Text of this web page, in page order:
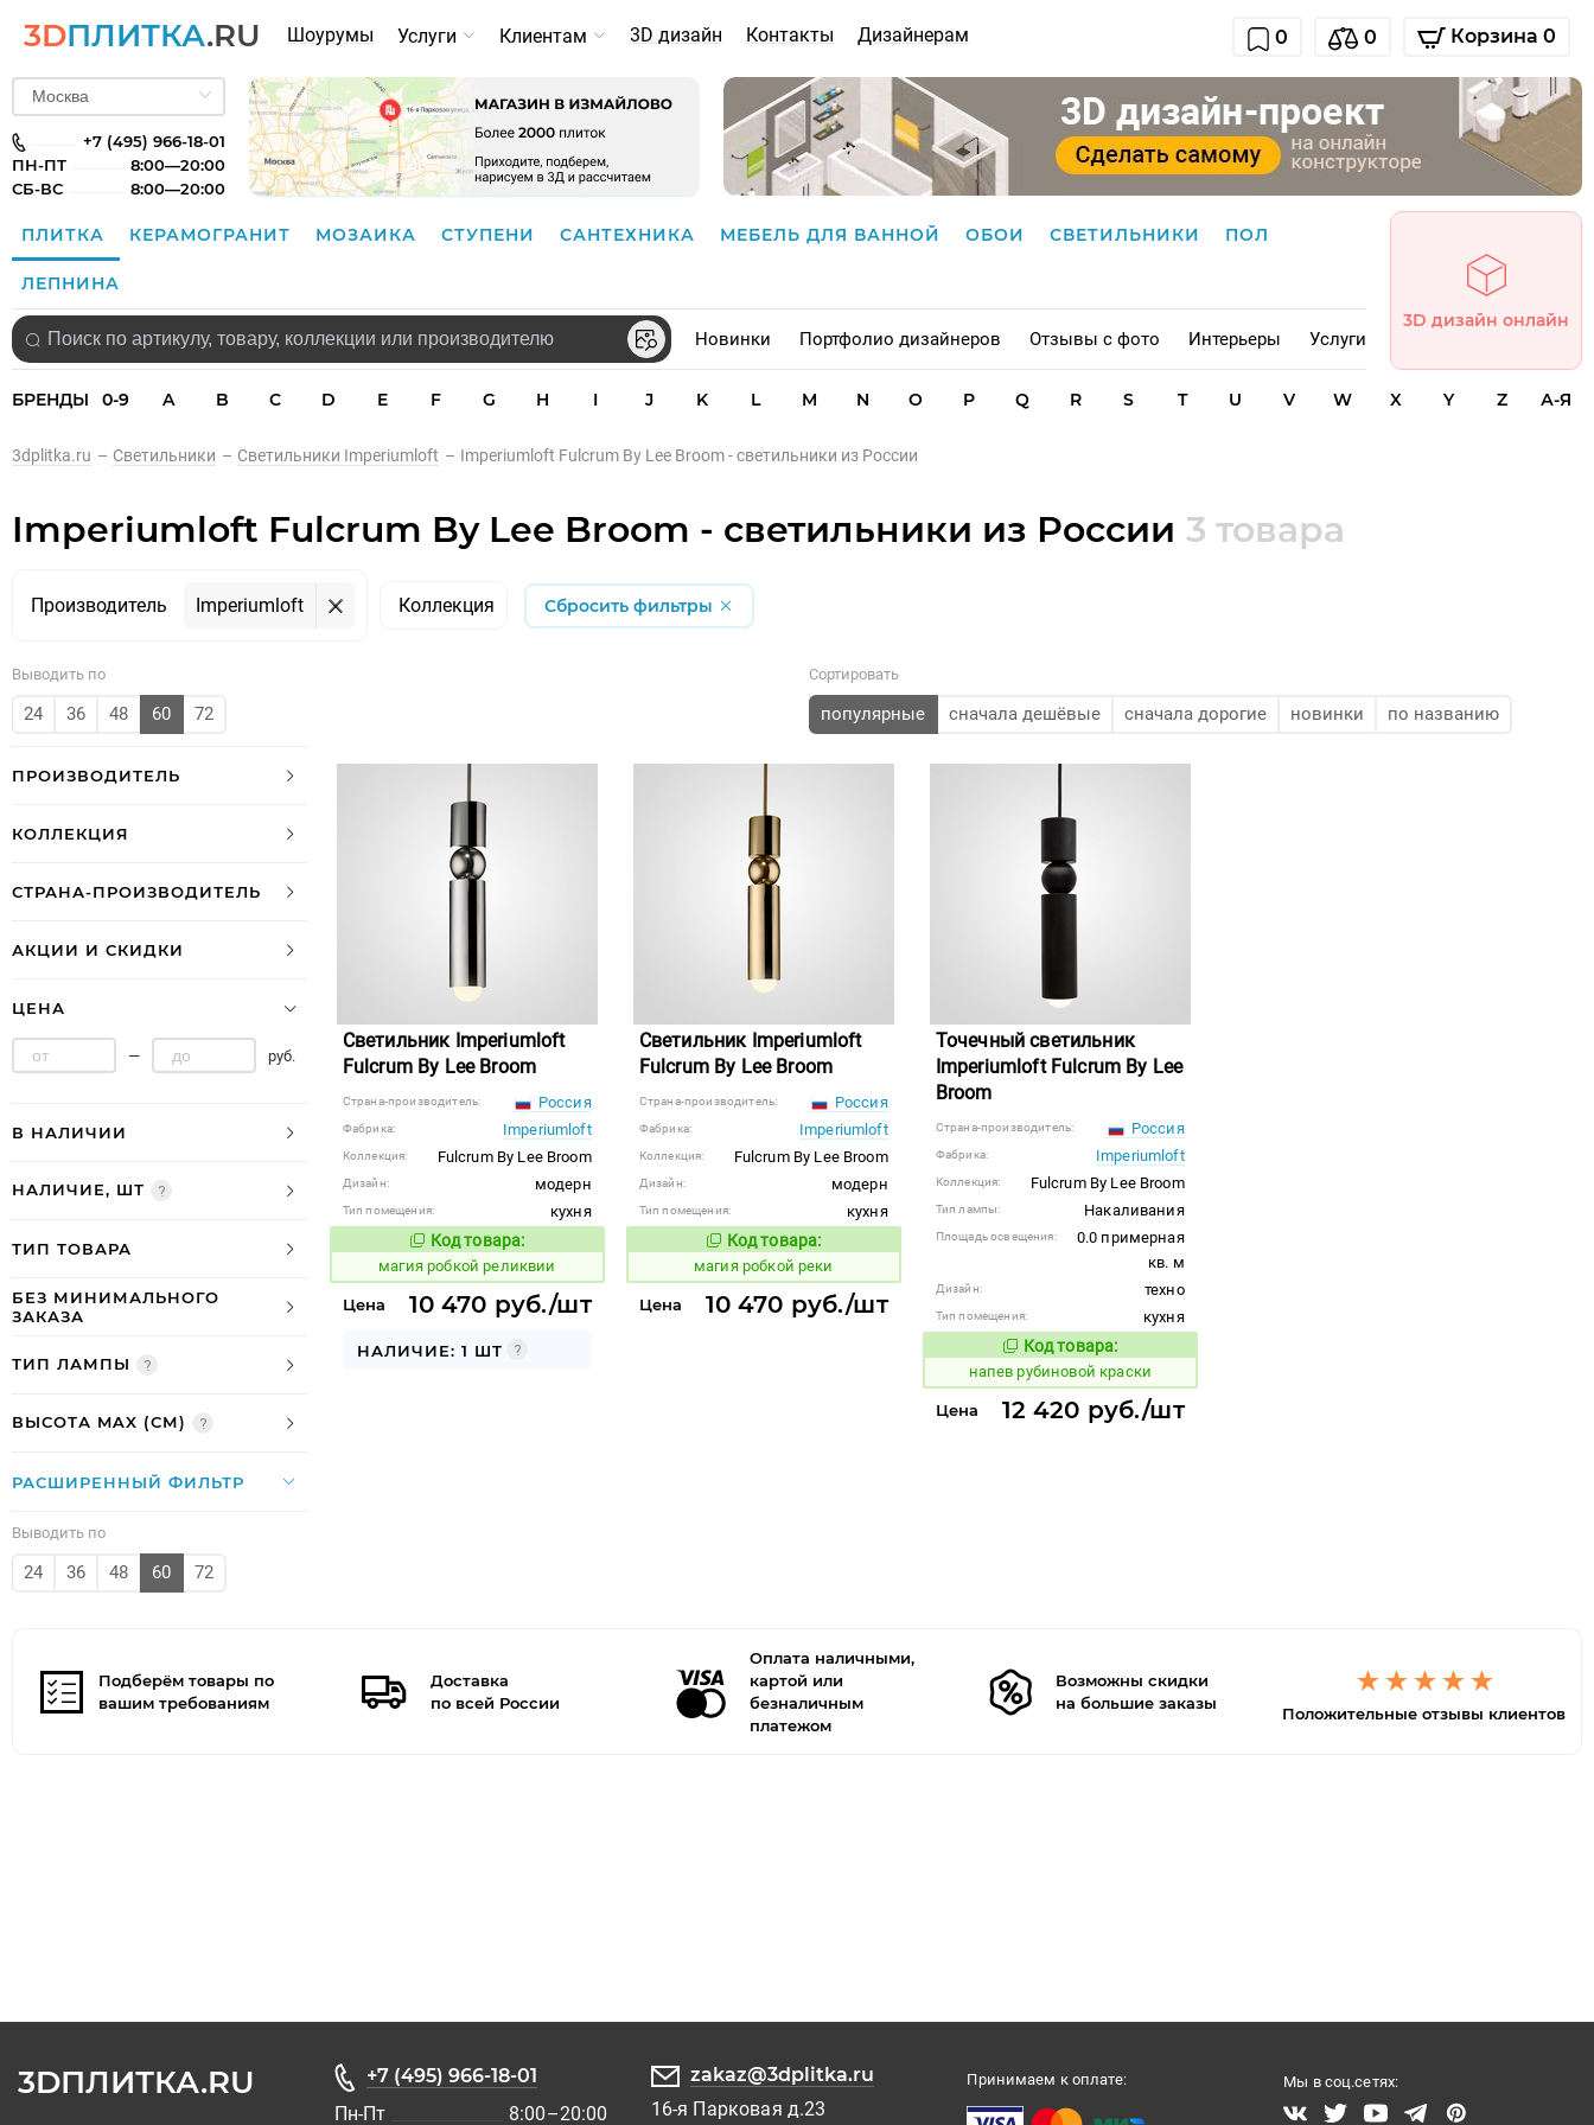
3DПЛИТКА.RU Шоурумы Услуги Клиентам 3D дизайн Контакты Дизайнерам 0 0 Корзина 0
+7 (495) 966-18-01
ПН-ПТ
8:00—20:00
СБ-ВС
8:00—20:00
ПЛИТКА КЕРАМОГРАНИТ МОЗАИКА СТУПЕНИ САНТЕХНИКА МЕБЕЛЬ ДЛЯ ВАННОЙ ОБОИ СВЕТИЛЬНИКИ ПОЛ
ЛЕПНИНА
Новинки Портфолио дизайнеров Отзывы с фото Интерьеры Услуги
3D дизайн онлайн
БРЕНДЫ 0-9 A B C D E F G H I J K L M N O P Q R S T U V W X Y Z А-Я
3dplitka.ru – Светильники – Светильники Imperiumloft – Imperiumloft Fulcrum By Lee Broom - светильники из России
Imperiumloft Fulcrum By Lee Broom - светильники из России 3 товара
Производитель Imperiumloft Коллекция Сбросить фильтры
Выводить по
24 36 48 60 72
Сортировать
популярные сначала дешёвые сначала дорогие новинки по названию
ПРОИЗВОДИТЕЛЬ
КОЛЛЕКЦИЯ
СТРАНА-ПРОИЗВОДИТЕЛЬ
АКЦИИ И СКИДКИ
ЦЕНА
— руб.
В НАЛИЧИИ
НАЛИЧИЕ, ШТ
ТИП ТОВАРА
БЕЗ МИНИМАЛЬНОГО
ЗАКАЗА
ТИП ЛАМПЫ
ВЫСОТА MAX (СМ)
РАСШИРЕННЫЙ ФИЛЬТР
Светильник Imperiumloft
Fulcrum By Lee Broom
Страна-производитель: Россия
Фабрика: Imperiumloft
Коллекция: Fulcrum By Lee Broom
Дизайн: модерн
Тип помещения:
кухня
Код товара:
916080 Код товара:
магия робкой реликвии
Цена 10 470 руб./шт
НАЛИЧИЕ: 1 ШТ
Светильник Imperiumloft
Fulcrum By Lee Broom
Страна-производитель: Россия
Фабрика: Imperiumloft
Коллекция: Fulcrum By Lee Broom
Дизайн: модерн
Тип помещения:
кухня
Код товара:
916079 Код товара:
магия робкой реки
Цена 10 470 руб./шт
Точечный светильник
Imperiumloft Fulcrum By Lee
Broom
Страна-производитель: Россия
Фабрика: Imperiumloft
Коллекция: Fulcrum By Lee Broom
Тип лампы: Накаливания
Площадь освещения:
0.0 примерная
кв. м
Дизайн: техно
Тип помещения:
кухня
Код товара:
1088039Код товара:
напев рубиновой краски
Цена 12 420 руб./шт
Выводить по
24 36 48 60 72
Подберём товары по
вашим требованиям
Доставка
по всей России
Оплата наличными,
картой или
безналичным
платежом
Возможны скидки
на большие заказы
Положительные отзывы клиентов
3DПЛИТКА.RU
+7 (495) 966-18-01
Пн-Пт
8:00–20:00
zakaz@3dplitka.ru
16-я Парковая д.23
Принимаем к оплате: Мы в соц.сетях: